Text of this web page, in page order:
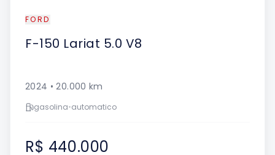
FORD
F-150 Lariat 5.0 V8
2024 •20.000 km
gasolina•automatico
R$ 440.000